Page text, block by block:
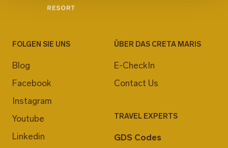
FOLGEN SIE UNS
Blog
Facebook
Instagram
Youtube
Linkedin
ÜBER DAS CRETA MARIS
E-CheckIn
Contact Us
TRAVEL EXPERTS
GDS Codes